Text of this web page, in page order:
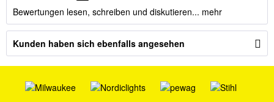
Bewertungen lesen, schreiben und diskutieren... mehr
Kunden haben sich ebenfalls angesehen